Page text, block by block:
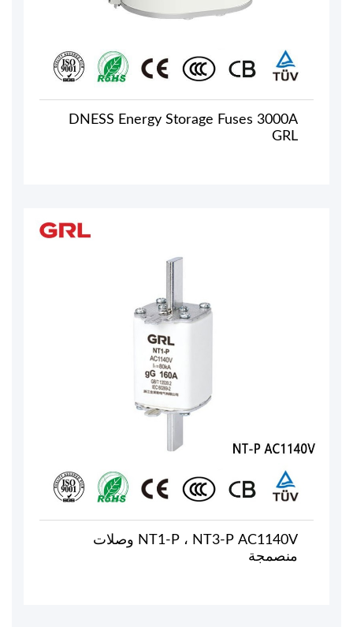
DNESS Energy Storage Fuses 3000A
GRL
NT1-P ، NT3-P AC1140V وصلات
منصمجة